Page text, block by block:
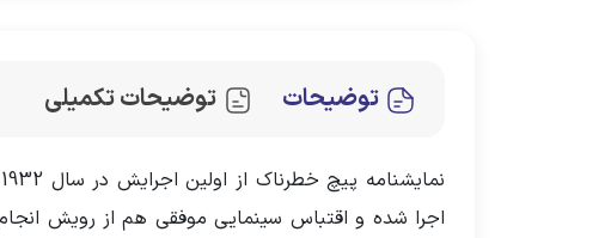
توضیحات توضیحات تکمیلی
اجرا شده و اقتباس سینمایی موفقی هم از رویش